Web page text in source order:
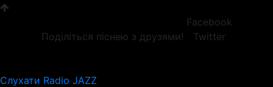
Поділіться піснею з друзями!
Facebook
Twitter
Слухати Radio JAZZ